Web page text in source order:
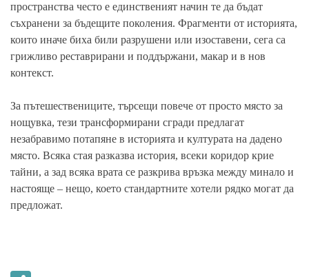
пространства често е единственият начин те да бъдат
съхранени за бъдещите поколения. Фрагменти от историята,
които иначе биха били разрушени или изоставени, сега са
грижливо реставрирани и поддържани, макар и в нов
контекст.
За пътешествениците, търсещи повече от просто място за
нощувка, тези трансформирани сгради предлагат
незабравимо потапяне в историята и културата на дадено
място. Всяка стая разказва история, всеки коридор крие
тайни, а зад всяка врата се разкрива връзка между минало и
настояще – нещо, което стандартните хотели рядко могат да
предложат.